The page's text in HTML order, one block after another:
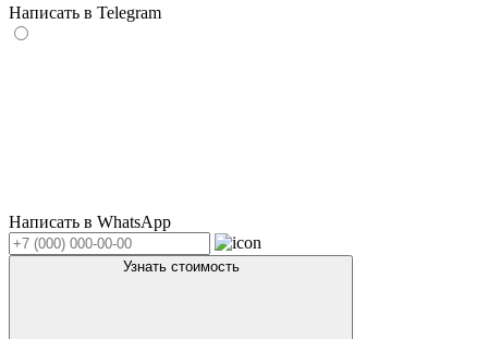
Написать в Telegram
Написать в WhatsApp
Узнать стоимость